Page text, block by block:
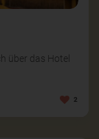
über das Hotel
2